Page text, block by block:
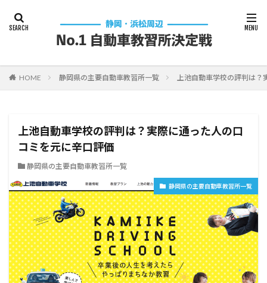
HOME 静岡県の主要自動車教習所一覧 上池自動車学校の評判は？
上池自動車学校の評判は？実際に通った人の口
コミを元に辛口評価
静岡県の主要自動車教習所一覧
静岡県の主要自動車教習所一覧